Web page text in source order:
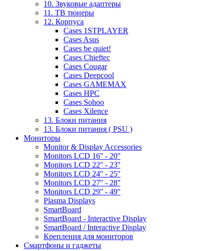
10. Звуковые адаптеры
11. ТВ тюнеры
12. Корпуса
Cases 1STPLAYER
Cases Asus
Cases be quiet!
Cases Chieftec
Cases Cougar
Cases Deepcool
Cases GAMEMAX
Cases HPC
Cases Sohoo
Cases Xilence
13. Блоки питания
13. Блоки питания ( PSU )
Мониторы
Monitor & Display Accessories
Monitors LCD 16'' - 20''
Monitors LCD 22'' - 23''
Monitors LCD 24'' - 25''
Monitors LCD 27'' - 28''
Monitors LCD 29'' - 49''
Plasma Displays
SmartBoard
SmartBoard - Interactive Display
SmartBoard / Interactive Display
Крепления для мониторов
Смартфоны и гаджеты